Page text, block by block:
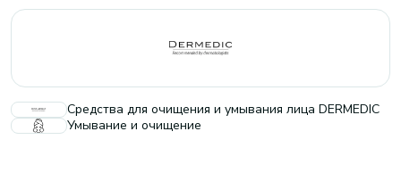
Средства для очищения и умывания лица DERMEDIC
Умывание и очищение